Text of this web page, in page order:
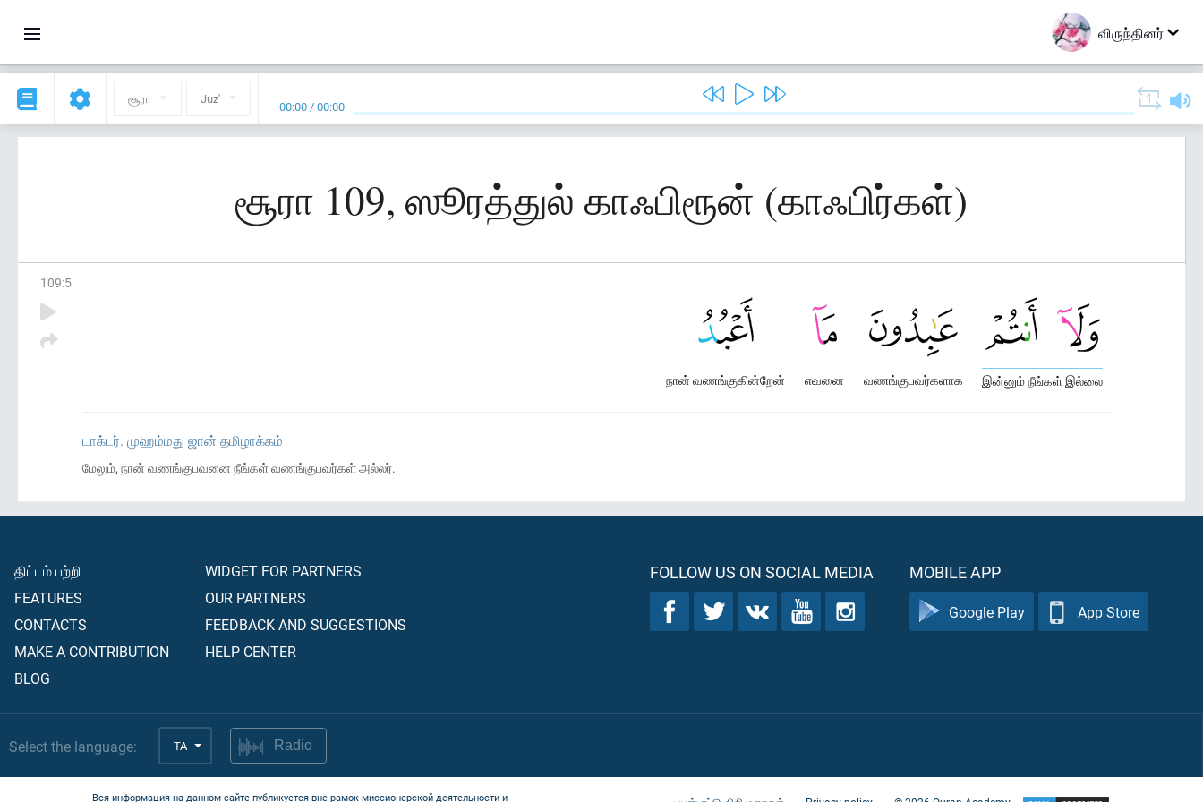
விருந்தினர்
சூரா Juz' 00:00 /00:00
சூரா 109, ஸூரத்துல் காஃபிரூன் (காஃபிர்கள்)
109:5
இன்னும் நீங்கள் இல்லை
வணங்குபவர்களாக
எவனை
நான் வணங்குகின்றேன்
டாக்டர். முஹம்மது ஜான் தமிழாக்கம்
மேலும், நான் வணங்குபவனை நீங்கள் வணங்குபவர்கள் அல்லர்.
திட்டம் பற்றி
FEATURES
CONTACTS
MAKE A CONTRIBUTION
BLOG
WIDGET FOR PARTNERS
OUR PARTNERS
FEEDBACK AND SUGGESTIONS
HELP CENTER
FOLLOW US ON SOCIAL MEDIA MOBILE APP
Google Play App Store
Select the language: TA Radio
Вся информация на данном сайте публикуется вне рамок миссионерской деятельности и